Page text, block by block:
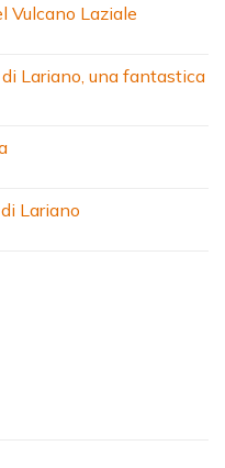
Vulcano Laziale
Lariano, una fantastica
Lariano